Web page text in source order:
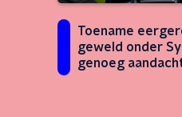
Toename
geweld onder
genoeg